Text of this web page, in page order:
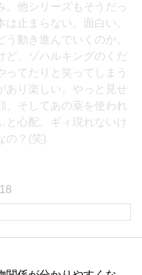
。他シリーズもそうだっ
止まらない。面白い。
動き進んでいくのか。
ど、ゾハルキングのくだ
ってたりと笑ってしまう
あり楽しい。やっと見せ
、そしてあの薬を使われ
心配。ギィ現れないけ
の？(笑)